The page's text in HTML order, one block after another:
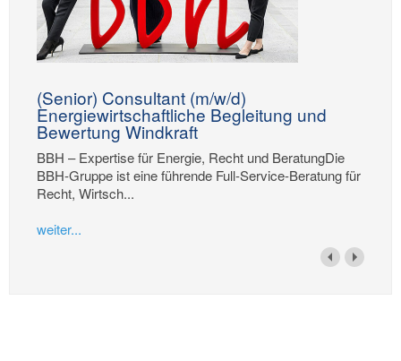
(Senior) Consultant (m/w/d)
Energiewirtschaftliche Begleitung und
Bewertung Windkraft
BBH – Expertise für Energie, Recht und BeratungDie
BBH-Gruppe ist eine führende Full-Service-Beratung für
Recht, Wirtsch...
weiter...